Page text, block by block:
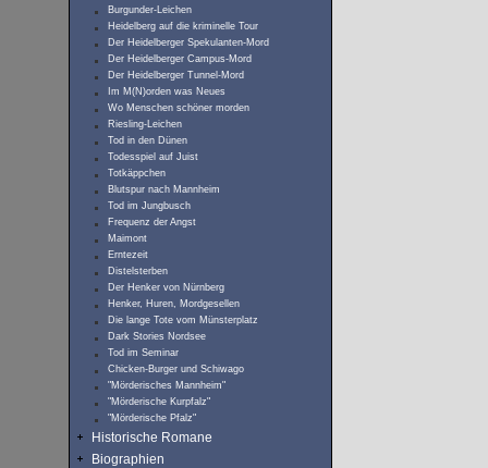
Burgunder-Leichen
Heidelberg auf die kriminelle Tour
Der Heidelberger Spekulanten-Mord
Der Heidelberger Campus-Mord
Der Heidelberger Tunnel-Mord
Im M(N)orden was Neues
Wo Menschen schöner morden
Riesling-Leichen
Tod in den Dünen
Todesspiel auf Juist
Totkäppchen
Blutspur nach Mannheim
Tod im Jungbusch
Frequenz der Angst
Maimont
Erntezeit
Distelsterben
Der Henker von Nürnberg
Henker, Huren, Mordgesellen
Die lange Tote vom Münsterplatz
Dark Stories Nordsee
Tod im Seminar
Chicken-Burger und Schiwago
"Mörderisches Mannheim"
"Mörderische Kurpfalz"
"Mörderische Pfalz"
Historische Romane
Biographien